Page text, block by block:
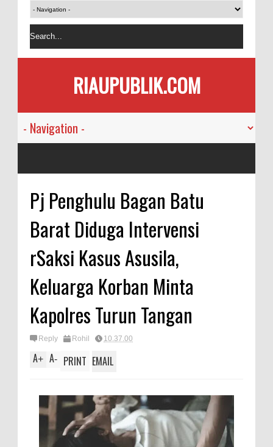
RIAUPUBLIK.COM
Pj Penghulu Bagan Batu
Barat Diduga Intervensi
rSaksi Kasus Asusila,
Keluarga Korban Minta
Kapolres Turun Tangan
Reply Rohil 10.37.00
A+ A- PRINT EMAIL